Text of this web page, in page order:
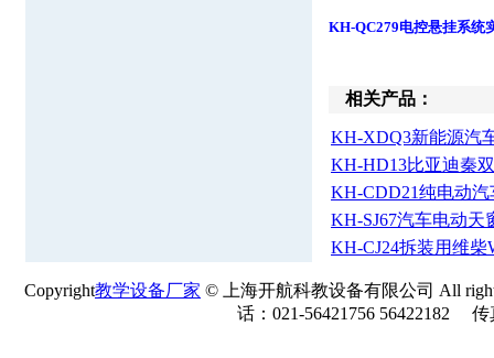
KH-QC279电控悬挂系统
相关产品：
KH-XDQ3新能源汽
KH-HD13比亚迪秦
KH-CDD21纯电动汽
KH-SJ67汽车电动天
KH-CJ24拆装用维柴
Copyright教学设备厂家 © 上海开航科教设备有限公司 All
话：021-56421756 56422182 传